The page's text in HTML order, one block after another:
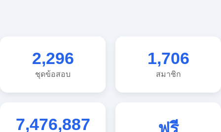
2,296
ชุดข้อสอบ
1,706
สมาชิก
7,476,887 ฟรี